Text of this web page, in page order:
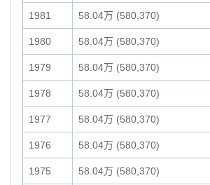
1981 58.04万 (580,370)
1980 58.04万 (580,370)
1979 58.04万 (580,370)
1978 58.04万 (580,370)
1977 58.04万 (580,370)
1976 58.04万 (580,370)
1975 58.04万 (580,370)